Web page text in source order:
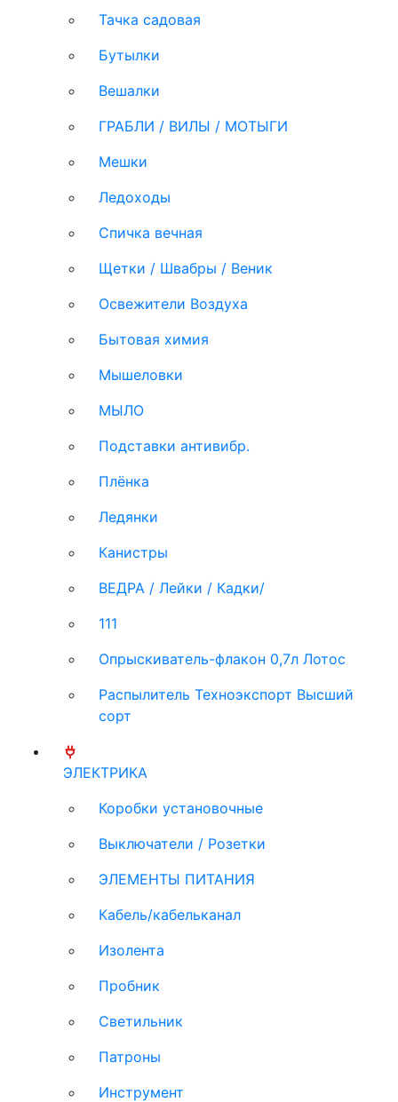
Тачка садовая
Бутылки
Вешалки
ГРАБЛИ / ВИЛЫ / МОТЫГИ
Мешки
Ледоходы
Спичка вечная
Щетки / Швабры / Веник
Освежители Воздуха
Бытовая химия
Мышеловки
МЫЛО
Подставки антивибр.
Плёнка
Ледянки
Канистры
ВЕДРА / Лейки / Кадки/
111
Опрыскиватель-флакон 0,7л Лотос
Распылитель Техноэкспорт Высший
сорт
ЭЛЕКТРИКА
Коробки установочные
Выключатели / Розетки
ЭЛЕМЕНТЫ ПИТАНИЯ
Кабель/кабельканал
Изолента
Пробник
Светильник
Патроны
Инструмент